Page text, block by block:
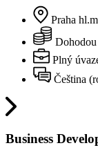
Praha
Dohodou
Plný
Čeština
Business